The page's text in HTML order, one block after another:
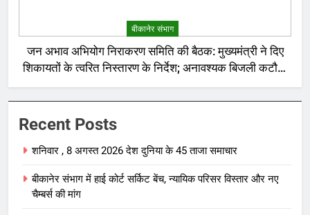
बीकानेर संभाग
जन अभाव अभियोग निराकरण समिति की बैठक: मुख्यमंत्री ने दिए
शिकायतों के त्वरित निस्तारण के निर्देश; अनावश्यक बिजली कटौती
पर सख्त रुख
Recent Posts
शनिवार , 8 अगस्त 2026 देश दुनिया के 45 ताजा समाचार
बीकानेर संभाग में हाई कोर्ट सर्किट बेंच, न्यायिक परिसर विस्तार और नए
चैम्बर्स की मांग